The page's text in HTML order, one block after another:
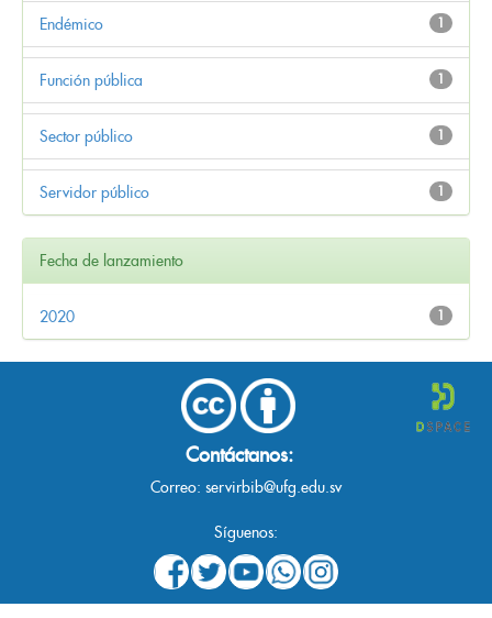
1
Endémico
1
Función pública
1
Sector público
1
Servidor público
Fecha de lanzamiento
1
2020
Contáctanos:
Correo: servirbib@ufg.edu.sv
Síguenos: